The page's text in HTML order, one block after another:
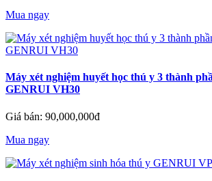
Mua ngay
Máy xét nghiệm huyết học thú y 3 thành
GENRUI VH30
Giá bán: 90,000,000đ
Mua ngay